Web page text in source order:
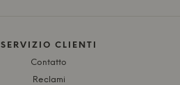
SERVIZIO CLIENTI
Contatto
Reclami